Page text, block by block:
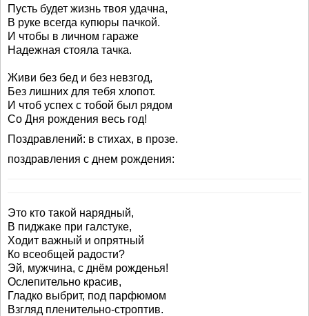
Пусть будет жизнь твоя удачна,
В руке всегда купюры пачкой.
И чтобы в личном гараже
Надежная стояла тачка.
Живи без бед и без невзгод,
Без лишних для тебя хлопот.
И чтоб успех с тобой был рядом
Со Дня рождения весь год!
Поздравлений: в стихах, в прозе.
поздравления с днем рождения:
Это кто такой нарядный,
В пиджаке при галстуке,
Ходит важный и опрятный
Ко всеобщей радости?
Эй, мужчина, с днём рожденья!
Ослепительно красив,
Гладко выбрит, под парфюмом
Взгляд пленительно-строптив.